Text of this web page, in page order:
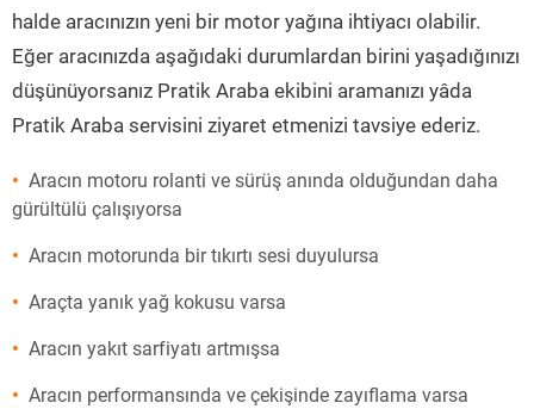
halde aracınızın yeni bir motor yağına ihtiyacı olabilir.
Eğer aracınızda aşağıdaki durumlardan birini yaşadığınızı
düşünüyorsanız Pratik Araba ekibini aramanızı yâda
Pratik Araba servisini ziyaret etmenizi tavsiye ederiz.
Aracın motoru rolanti ve sürüş anında olduğundan daha
gürültülü çalışıyorsa
Aracın motorunda bir tıkırtı sesi duyulursa
Araçta yanık yağ kokusu varsa
Aracın yakıt sarfiyatı artmışsa
Aracın performansında ve çekişinde zayıflama varsa